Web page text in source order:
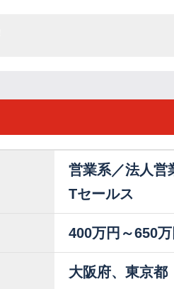
営業系／法人営
Tセールス
400万円～650万
大阪府、東京都